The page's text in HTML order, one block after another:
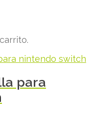
para